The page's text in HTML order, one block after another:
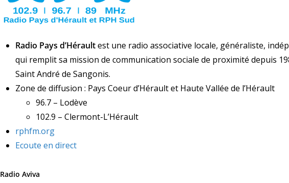
Radio Pays d’Héraultest une radio associative locale, généraliste,
qui remplit sa mission de communication sociale de proximité depuis
Saint André de Sangonis.
Zone de diffusion : Pays Coeur d’Hérault et Haute Vallée de l’Hérault
96.7 – Lodève
102.9 – Clermont-L’Hérault
rphfm.org
Ecoute en direct
Radio Aviva